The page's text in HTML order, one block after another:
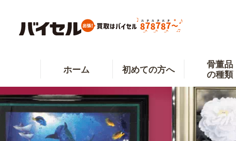
ホーム 初めての方へ
骨董品
の種類